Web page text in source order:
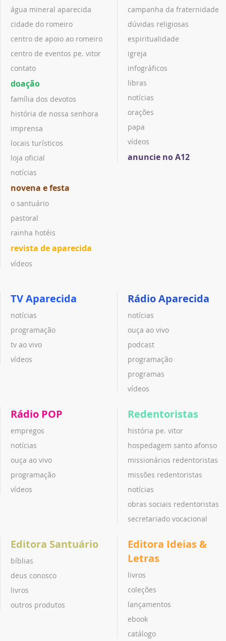
água mineral aparecida
cidade do romeiro
centro de apoio ao romeiro
centro de eventos pe. vitor
contato
doação
família dos devotos
história de nossa senhora
imprensa
locais turísticos
loja oficial
notícias
novena e festa
o santuário
pastoral
rainha hotéis
revista de aparecida
vídeos
campanha da fraternidade
dúvidas religiosas
espiritualidade
igreja
infográficos
libras
notícias
orações
papa
vídeos
anuncie no A12
TV Aparecida
notícias
programação
tv ao vivo
vídeos
Rádio Aparecida
notícias
ouça ao vivo
podcast
programação
programas
vídeos
Rádio POP
empregos
notícias
ouça ao vivo
programação
vídeos
Redentoristas
história pe. vitor
hospedagem santo afonso
missionários redentoristas
missões redentoristas
notícias
obras sociais redentoristas
secretariado vocacional
Editora Santuário
bíblias
deus conosco
livros
outros produtos
Editora Ideias &
Letras
livros
coleções
lançamentos
ebook
catálogo